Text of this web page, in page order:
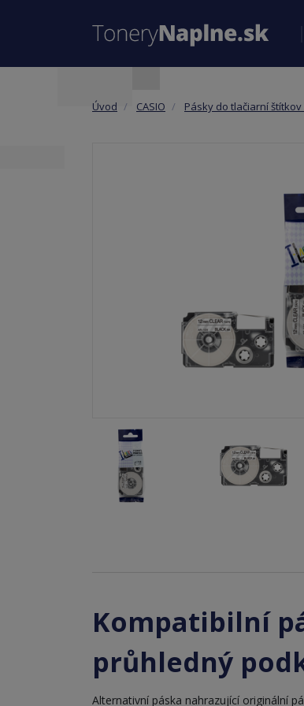
Úvod CASIO Pásky do tlačiarní štítkov
Kompatibilní
průhledný
Alternativní páska nahrazující originální